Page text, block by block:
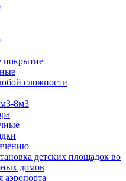
покрытие
сложности
8м3
детских площадок во
домов
аэропорта